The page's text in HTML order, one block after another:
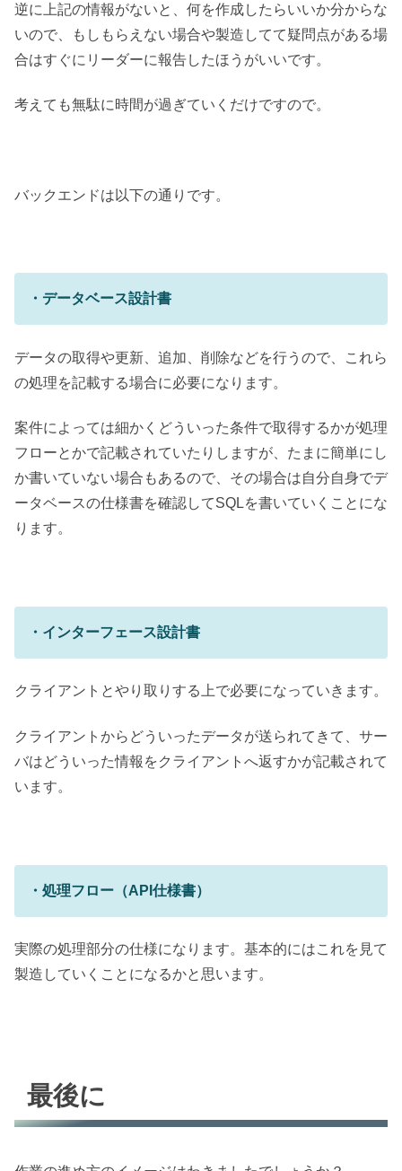
逆に上記の情報がないと、何を作成したらいいか分からな
いので、もしもらえない場合や製造してて疑問点がある場
合はすぐにリーダーに報告したほうがいいです。
考えても無駄に時間が過ぎていくだけですので。
バックエンドは以下の通りです。
・データベース設計書
データの取得や更新、追加、削除などを行うので、これら
の処理を記載する場合に必要になります。
案件によっては細かくどういった条件で取得するかが処理
フローとかで記載されていたりしますが、たまに簡単にし
か書いていない場合もあるので、その場合は自分自身でデ
ータベースの仕様書を確認してSQLを書いていくことにな
ります。
・インターフェース設計書
クライアントとやり取りする上で必要になっていきます。
クライアントからどういったデータが送られてきて、サー
バはどういった情報をクライアントへ返すかが記載されて
います。
・処理フロー（API仕様書）
実際の処理部分の仕様になります。基本的にはこれを見て
製造していくことになるかと思います。
最後に